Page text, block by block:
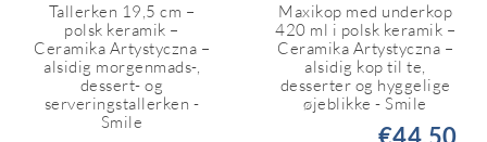
Tallerken 19,5 cm –
polsk keramik –
Ceramika Artystyczna –
alsidig morgenmads-,
dessert- og
serveringstallerken -
Smile
Maxikop med underkop
420 ml i polsk keramik –
Ceramika Artystyczna –
alsidig kop til te,
desserter og hyggelige
øjeblikke - Smile